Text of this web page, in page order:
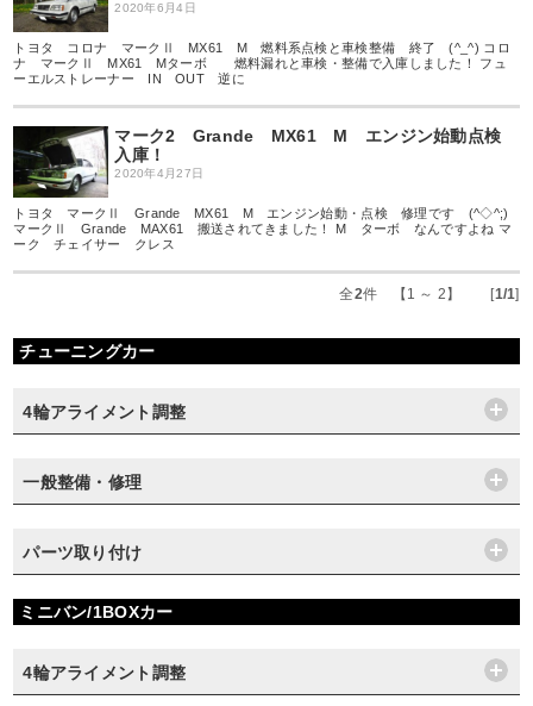
2020年6月4日
トヨタ コロナ マークⅡ MX61 M 燃料系点検と車検整備 終了 (^_^) コロ
ナ マークⅡ MX61 Mターボ 燃料漏れと車検・整備で入庫しました！ フュ
ーエルストレーナー IN OUT 逆に
マーク2 Grande MX61 M エンジン始動点検
入庫！
2020年4月27日
トヨタ マークⅡ Grande MX61 M エンジン始動・点検 修理です (^◇^;)
マークⅡ Grande MAX61 搬送されてきました！ M ターボ なんですよね マ
ーク チェイサー クレス
全2件 【1 ～ 2】 [1/1]
チューニングカー
4輪アライメント調整
一般整備・修理
パーツ取り付け
ミニバン/1BOXカー
4輪アライメント調整